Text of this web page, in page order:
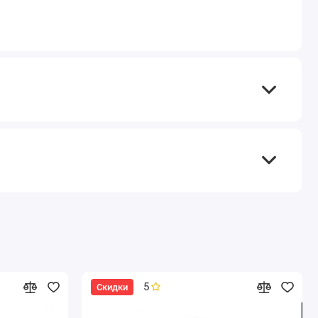
Скидки 5